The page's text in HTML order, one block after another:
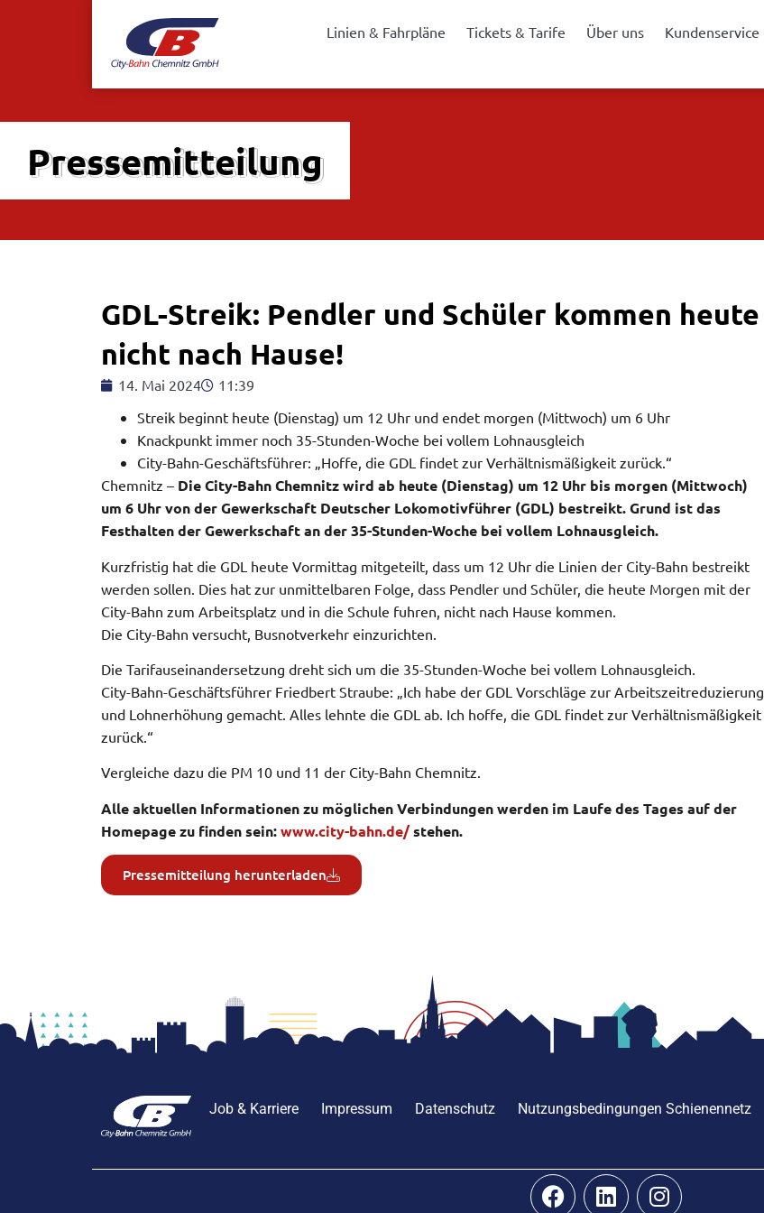
Linien & Fahrpläne Tickets & Tarife Über uns Kundenservice
Pressemitteilung
GDL-Streik: Pendler und Schüler kommen heute
nicht nach Hause!
14. Mai 2024
11:39
Streik beginnt heute (Dienstag) um 12 Uhr und endet morgen (Mittwoch) um 6 Uhr
Knackpunkt immer noch 35-Stunden-Woche bei vollem Lohnausgleich
City-Bahn-Geschäftsführer: „Hoffe, die GDL findet zur Verhältnismäßigkeit zurück.“
Chemnitz – Die City-Bahn Chemnitz wird ab heute (Dienstag) um 12 Uhr bis morgen (Mittwoch)
um 6 Uhr von der Gewerkschaft Deutscher Lokomotivführer (GDL) bestreikt. Grund ist das
Festhalten der Gewerkschaft an der 35-Stunden-Woche bei vollem Lohnausgleich.
Kurzfristig hat die GDL heute Vormittag mitgeteilt, dass um 12 Uhr die Linien der City-Bahn bestreikt
werden sollen. Dies hat zur unmittelbaren Folge, dass Pendler und Schüler, die heute Morgen mit der
City-Bahn zum Arbeitsplatz und in die Schule fuhren, nicht nach Hause kommen.
Die City-Bahn versucht, Busnotverkehr einzurichten.
Die Tarifauseinandersetzung dreht sich um die 35-Stunden-Woche bei vollem Lohnausgleich.
City-Bahn-Geschäftsführer Friedbert Straube: „Ich habe der GDL Vorschläge zur Arbeitszeitreduzierung
und Lohnerhöhung gemacht. Alles lehnte die GDL ab. Ich hoffe, die GDL findet zur Verhältnismäßigkeit
zurück.“
Vergleiche dazu die PM 10 und 11 der City-Bahn Chemnitz.
Alle aktuellen Informationen zu möglichen Verbindungen werden im Laufe des Tages auf der
Homepage zu finden sein:www.city-bahn.de/stehen.
Pressemitteilung herunterladen
Job & Karriere Impressum Datenschutz Nutzungsbedingungen Schienennetz